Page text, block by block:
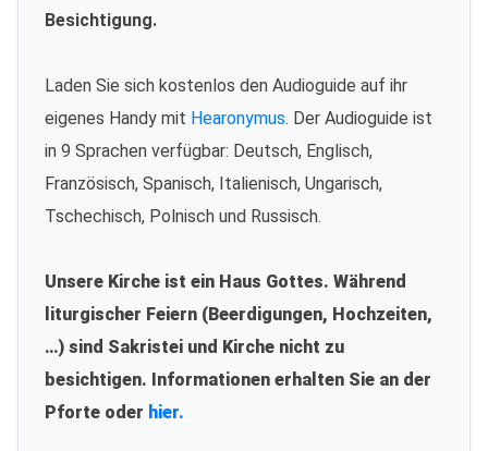
Besichtigung.
Laden Sie sich kostenlos den Audioguide auf ihr
eigenes Handy mit Hearonymus. Der Audioguide ist
in 9 Sprachen verfügbar: Deutsch, Englisch,
Französisch, Spanisch, Italienisch, Ungarisch,
Tschechisch, Polnisch und Russisch.
Unsere Kirche ist ein Haus Gottes. Während
liturgischer Feiern (Beerdigungen, Hochzeiten,
…) sind Sakristei und Kirche nicht zu
besichtigen. Informationen erhalten Sie an der
Pforte oder hier.